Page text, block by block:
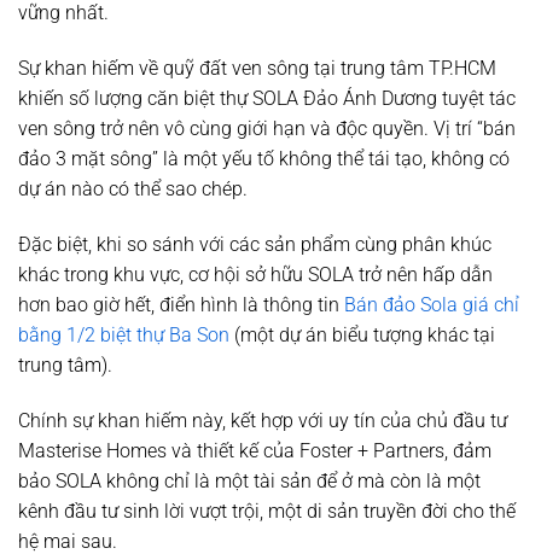
vững nhất.
Sự khan hiếm về quỹ đất ven sông tại trung tâm TP.HCM
khiến số lượng căn biệt thự SOLA Đảo Ánh Dương tuyệt tác
ven sông trở nên vô cùng giới hạn và độc quyền. Vị trí “bán
đảo 3 mặt sông” là một yếu tố không thể tái tạo, không có
dự án nào có thể sao chép.
Đặc biệt, khi so sánh với các sản phẩm cùng phân khúc
khác trong khu vực, cơ hội sở hữu SOLA trở nên hấp dẫn
hơn bao giờ hết, điển hình là thông tin Bán đảo Sola giá chỉ
bằng 1/2 biệt thự Ba Son (một dự án biểu tượng khác tại
trung tâm).
Chính sự khan hiếm này, kết hợp với uy tín của chủ đầu tư
Masterise Homes và thiết kế của Foster + Partners, đảm
bảo SOLA không chỉ là một tài sản để ở mà còn là một
kênh đầu tư sinh lời vượt trội, một di sản truyền đời cho thế
hệ mai sau.